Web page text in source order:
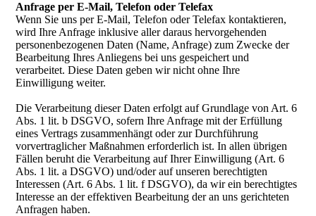
Anfrage per E-Mail, Telefon oder Telefax
Wenn Sie uns per E-Mail, Telefon oder Telefax kontaktieren,
wird Ihre Anfrage inklusive aller daraus hervorgehenden
personenbezogenen Daten (Name, Anfrage) zum Zwecke der
Bearbeitung Ihres Anliegens bei uns gespeichert und
verarbeitet. Diese Daten geben wir nicht ohne Ihre
Einwilligung weiter.
Die Verarbeitung dieser Daten erfolgt auf Grundlage von Art. 6
Abs. 1 lit. b DSGVO, sofern Ihre Anfrage mit der Erfüllung
eines Vertrags zusammenhängt oder zur Durchführung
vorvertraglicher Maßnahmen erforderlich ist. In allen übrigen
Fällen beruht die Verarbeitung auf Ihrer Einwilligung (Art. 6
Abs. 1 lit. a DSGVO) und/oder auf unseren berechtigten
Interessen (Art. 6 Abs. 1 lit. f DSGVO), da wir ein berechtigtes
Interesse an der effektiven Bearbeitung der an uns gerichteten
Anfragen haben.